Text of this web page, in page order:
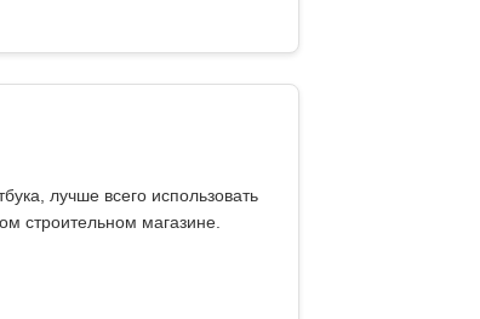
, лучше всего использовать
строительном магазине.